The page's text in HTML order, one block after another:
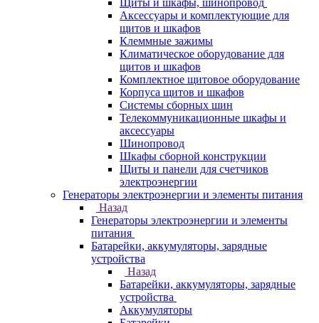
Щиты и шкафы, шинопровод
Аксессуары и комплектующие для
щитов и шкафов
Клеммные зажимы
Климатическое оборудование для
щитов и шкафов
Комплектное щитовое оборудование
Корпуса щитов и шкафов
Системы сборных шин
Телекоммуникационные шкафы и
аксессуары
Шинопровод
Шкафы сборной конструкции
Щиты и панели для счетчиков
электроэнергии
Генераторы электроэнергии и элементы питания
Назад
Генераторы электроэнергии и элементы
питания
Батарейки, аккумуляторы, зарядные
устройства
Назад
Батарейки, аккумуляторы, зарядные
устройства
Аккумуляторы